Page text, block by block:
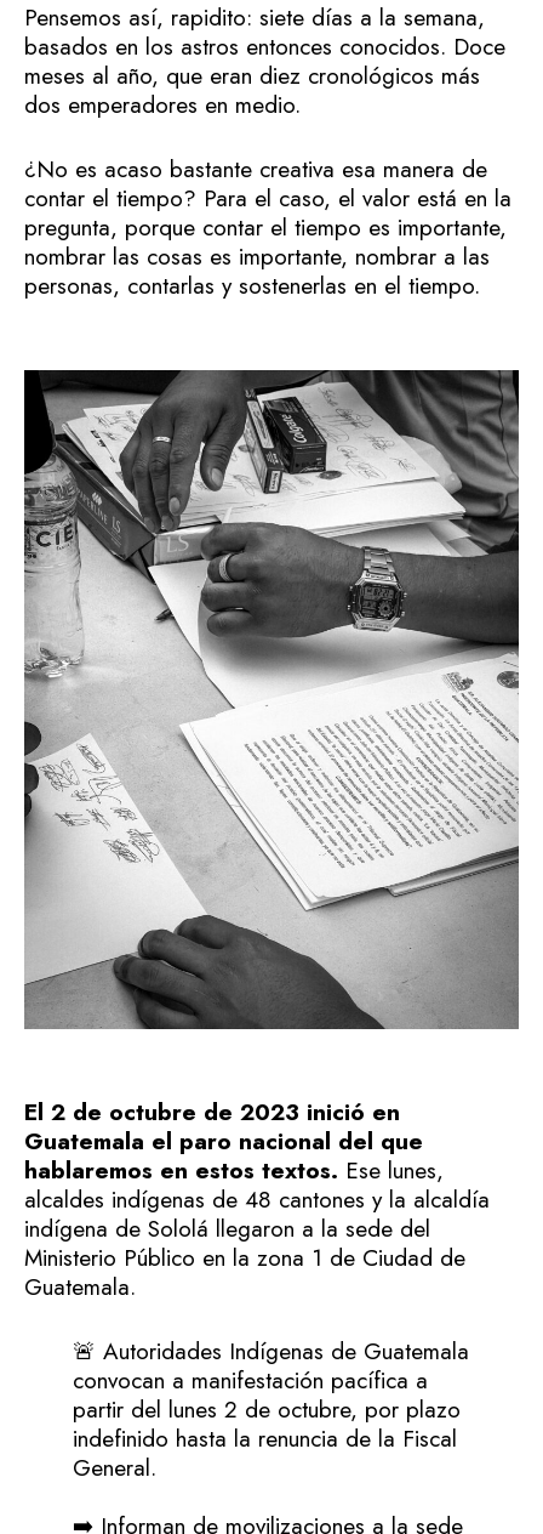
Pensemos así, rapidito: siete días a la semana,
basados en los astros entonces conocidos. Doce
meses al año, que eran diez cronológicos más
dos emperadores en medio.
¿No es acaso bastante creativa esa manera de
contar el tiempo? Para el caso, el valor está en la
pregunta, porque contar el tiempo es importante,
nombrar las cosas es importante, nombrar a las
personas, contarlas y sostenerlas en el tiempo.
El 2 de octubre de 2023 inició en
Guatemala el paro nacional del que
hablaremos en estos textos. Ese lunes,
alcaldes indígenas de 48 cantones y la alcaldía
indígena de Sololá llegaron a la sede del
Ministerio Público en la zona 1 de Ciudad de
Guatemala.
🚨 Autoridades Indígenas de Guatemala
convocan a manifestación pacífica a
partir del lunes 2 de octubre, por plazo
indefinido hasta la renuncia de la Fiscal
General.
➡️ Informan de movilizaciones a la sede